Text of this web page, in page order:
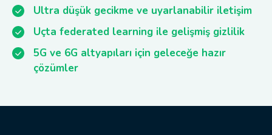
Ultra düşük gecikme ve uyarlanabilir iletişim
Uçta federated learning ile gelişmiş gizlilik
5G ve 6G altyapıları için geleceğe hazır
çözümler